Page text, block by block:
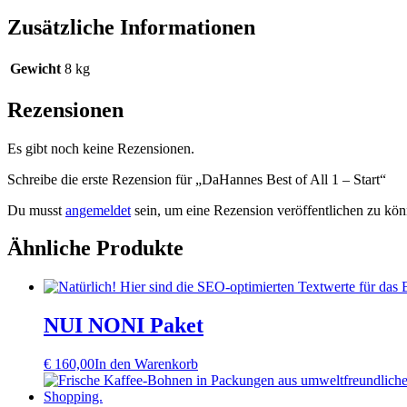
Zusätzliche Informationen
Gewicht 8 kg
Rezensionen
Es gibt noch keine Rezensionen.
Schreibe die erste Rezension für „DaHannes Best of All 1 – Start“
Du musst angemeldet sein, um eine Rezension veröffentlichen zu
Ähnliche Produkte
NUI NONI Paket
€ 160,00In den Warenkorb